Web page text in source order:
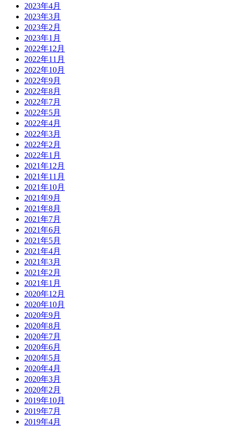
2023年4月
2023年3月
2023年2月
2023年1月
2022年12月
2022年11月
2022年10月
2022年9月
2022年8月
2022年7月
2022年5月
2022年4月
2022年3月
2022年2月
2022年1月
2021年12月
2021年11月
2021年10月
2021年9月
2021年8月
2021年7月
2021年6月
2021年5月
2021年4月
2021年3月
2021年2月
2021年1月
2020年12月
2020年10月
2020年9月
2020年8月
2020年7月
2020年6月
2020年5月
2020年4月
2020年3月
2020年2月
2019年10月
2019年7月
2019年4月